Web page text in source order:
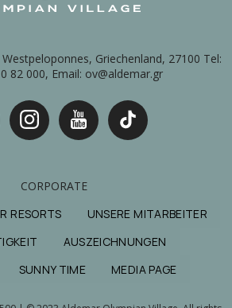
Griechenland, 27100 Tel:
82 000, Email: ov@aldemar.gr
CORPORATE
RESORTS
UNSERE MITARBEITER
AUSZEICHNUNGEN
SUNNY TIME MEDIA PAGE